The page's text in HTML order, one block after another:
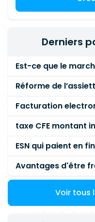
Derniers
Réforme de
Facturation
taxe CFE montant
Avantages d'être
Voir tous